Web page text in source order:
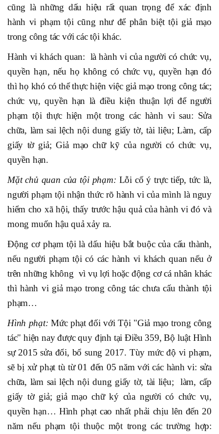
cũng là những dấu hiệu rất quan trọng để xác định
hành vi phạm tội cũng như để phân biệt tội giả mạo
trong công tác với các tội khác.
Hành vi khách quan: là hành vi của người có chức vụ,
quyền hạn, nếu họ không có chức vụ, quyền hạn đó
thì họ khó có thể thực hiện việc giả mạo trong công tác;
chức vụ, quyền hạn là điều kiện thuận lợi để người
phạm tội thực hiện một trong các hành vi sau: Sửa
chữa, làm sai lệch nội dung giấy tờ, tài liệu; Làm, cấp
giấy tờ giả; Giả mạo chữ kỹ của người có chức vụ,
quyền hạn.
Mặt chủ quan của tội phạm: Lỗi cố ý trực tiếp, tức là,
người phạm tội nhận thức rõ hành vi của mình là nguy
hiểm cho xã hội, thấy trước hậu quả của hành vi đó và
mong muốn hậu quả xảy ra.
Động cơ phạm tội là dấu hiệu bắt buộc của cấu thành,
nếu người phạm tội có các hành vi khách quan nếu ở
trên những không vì vụ lợi hoặc động cơ cá nhân khác
thì hành vi giả mạo trong công tác chưa cấu thành tội
phạm…
Hình phạt: Mức phạt đối với Tội "Giả mạo trong công
tác" hiện nay được quy định tại Điều 359, Bộ luật Hình
sự 2015 sửa đổi, bổ sung 2017. Tùy mức độ vi phạm,
sẽ bị xử phạt tù từ 01 đến 05 năm với các hành vi: sửa
chữa, làm sai lệch nội dung giấy tờ, tài liệu; làm, cấp
giấy tờ giả; giả mạo chữ ký của người có chức vụ,
quyền hạn… Hình phạt cao nhất phải chịu lên đến 20
năm nếu phạm tội thuộc một trong các trường hợp: